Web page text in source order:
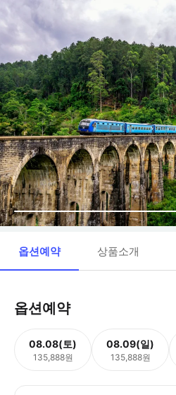
옵션예약 상품소개
옵션예약
08.08(토)
135,888원
08.09(일)
135,888원